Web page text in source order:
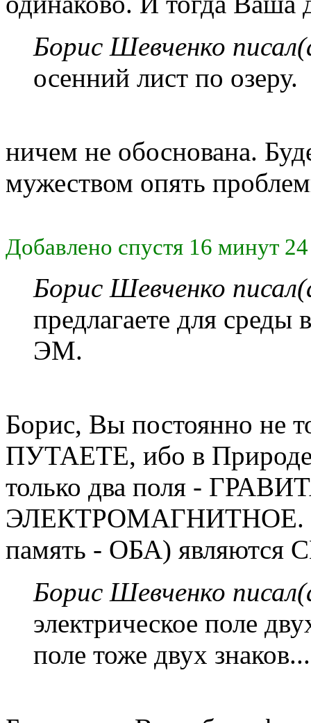
Борис Шевченко
осенний лист по озеру.
ничем не обоснована.
мужеством опять
Добавлено спустя 16 минут
Борис Шевченко
предлагаете для среды
ЭМ.
Борис, Вы постоянно не
ПУТАЕТЕ, ибо в Природе
только два поля -
ЭЛЕКТРОМАГНИТНОЕ. И
память - ОБА)
Борис Шевченко
электрическое поле
поле тоже двух знаков...